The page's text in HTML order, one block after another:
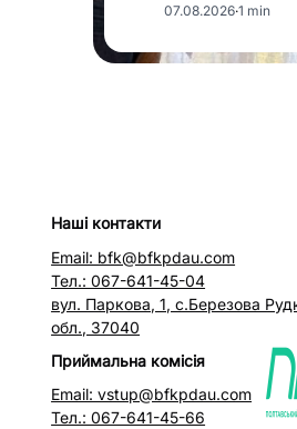
07.08.2026·1 min
Наші контакти
Email: bfk@bfkpdau.com
Тел.: 067-641-45-04
вул. Паркова, 1, с.Березова
обл., 37040
Приймальна комісія
Email: vstup@bfkpdau.com
Тел.: 067-641-45-66